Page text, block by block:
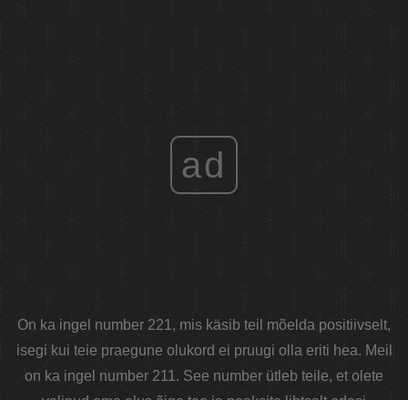
ad
On ka ingel number 221, mis käsib teil mõelda positiivselt,
isegi kui teie praegune olukord ei pruugi olla eriti hea. Meil
on ka ingel number 211. See number ütleb teile, et olete